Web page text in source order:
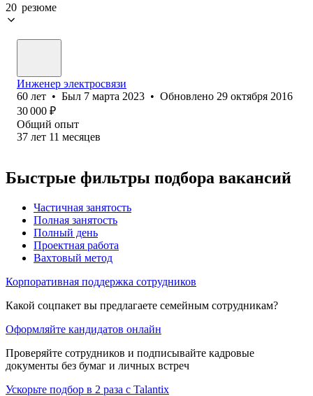
20 резюме
Инженер электросвязи
60 лет • Был 7 марта 2023 • Обновлено 29 октября 2016
30 000 ₽
Общий опыт
37 лет 11 месяцев
Быстрые фильтры подбора вакансий
Частичная занятость
Полная занятость
Полный день
Проектная работа
Вахтовый метод
Корпоративная поддержка сотрудников
Какой соцпакет вы предлагаете семейным сотрудникам?
Оформляйте кандидатов онлайн
Проверяйте сотрудников и подписывайте кадровые
документы без бумаг и личных встреч
Ускорьте подбор в 2 раза с Talantix